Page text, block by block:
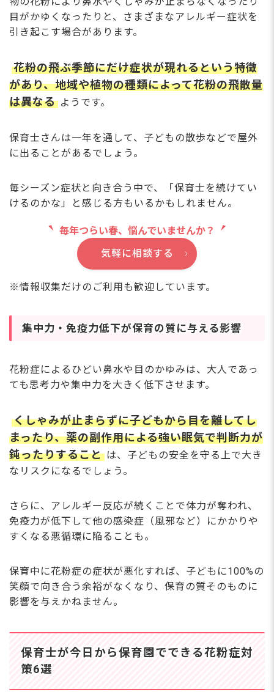
目がかゆくなったりと、さまざまなアレルギー症状を
引き起こす場合があります。
花粉の飛ぶ季節にだけ症状が現れるという特徴
があり、地域や植物の種類によって花粉の飛散量
は異なる ようです。
保育士さんは一年を通して、子どもの散歩などで屋外
に出ることがあるでしょう。
毎シーズン症状と向き合う中で、「保育士を続けてい
けるのかな」と感じる方もいるかもしれません。
毎年つらい春、悩んでいませんか？
気軽に相談する
※情報収集だけのご利用も歓迎しています。
集中力・免疫力低下が保育の質に与える影響
花粉症によるひどい鼻水や目のかゆみは、大人であっ
ても思考力や集中力を大きく低下させます。
くしゃみが止まらずに子どもから目を離してし
まったり、薬の副作用による強い眠気で判断力が
鈍ったりすること は、子どもの安全を守る上で大き
なリスクになるでしょう。
さらに、アレルギー反応が続くことで体力が奪われ、
免疫力が低下して他の感染症（風邪など）にかかりや
すくなる悪循環に陥ることも。
保育中に花粉症の症状が悪化すれば、子どもに100%の
笑顔で向き合う余裕がなくなり、保育の質そのものに
影響を与えかねません。
保育士が今日から保育園でできる花粉症対
策6選